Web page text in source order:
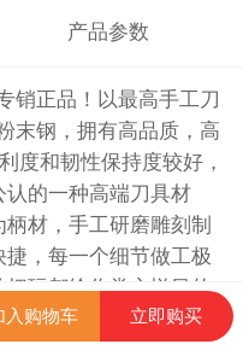
产品参数
销正品！以最高手工刀
末钢，拥有高品质，高
度和韧性保持度较好，
认的一种高端刀具材
材，手工研磨雕刻制
，每一个细节做工极
把玩都给你赏心悦目的
手工雕花着色，复古
入购物车 立即购买